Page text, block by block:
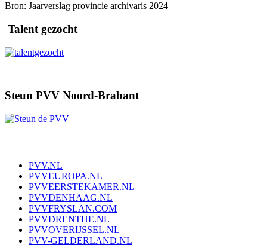
Bron: Jaarverslag provincie archivaris 2024
Talent gezocht
Steun PVV Noord-Brabant
PVV.NL
PVVEUROPA.NL
PVVEERSTEKAMER.NL
PVVDENHAAG.NL
PVVFRYSLAN.COM
PVVDRENTHE.NL
PVVOVERIJSSEL.NL
PVV-GELDERLAND.NL